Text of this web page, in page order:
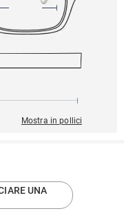
Mostra in pollici
UNA